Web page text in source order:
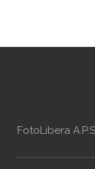
FotoLibera